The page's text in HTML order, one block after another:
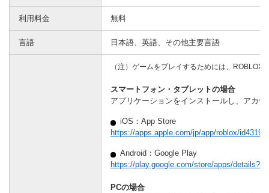
利用料金 無料
言語 日本語、英語、その他主要言語
（注）ゲームをプレイするためには、
スマートフォン・タブレットの場合
アプリケーションをインストールし、アカ
iOS：App Store
https://apps.apple.com/jp/app/roblox/
Android：Google Play
https://play.google.com/store/apps/
PCの場合